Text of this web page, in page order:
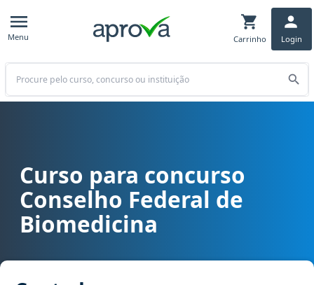
Menu Carrinho Login
Buscar
Curso para concurso CFBM - Conselho Federal de Biomedicina
Curso para concurso
Conselho Federal de
Biomedicina